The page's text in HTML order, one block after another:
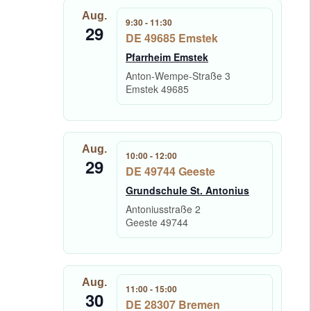
Aug.
29 9:30-11:30
DE 49685 Emstek
Pfarrheim Emstek
Anton-Wempe-Straße 3
Emstek 49685
Aug.
29 10:00-12:00
DE 49744 Geeste
Grundschule St. Antonius
Antoniusstraße 2
Geeste 49744
Aug.
30 11:00-15:00
DE 28307 Bremen